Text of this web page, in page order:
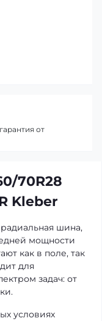
70R28
Kleber
шина,
мощности
как в поле, так
для
задач: от
условиях
от